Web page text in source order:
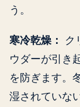
う。
寒冷乾燥： ク
ウダーが引き
を防ぎます。
湿されていな